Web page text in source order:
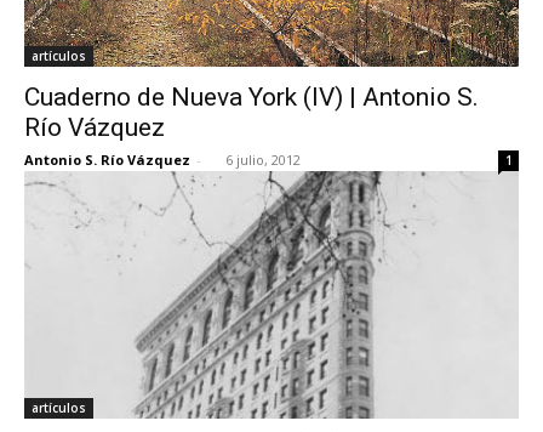
artículos
Cuaderno de Nueva York (IV) | Antonio S.
Río Vázquez
Antonio S. Río Vázquez - 6 julio, 2012 1
artículos